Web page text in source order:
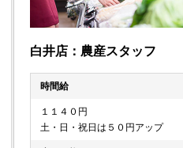
白井店：農産スタッフ
時間給
１１４０円
土・日・祝日は５０円アップ